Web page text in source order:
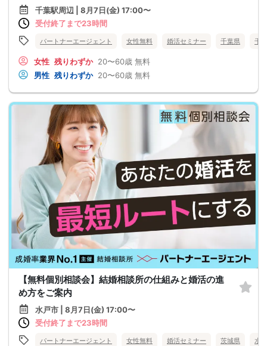
千葉駅周辺 | 8月7日(金) 17:00〜
受付終了まで23時間
パートナーエージェント 女性無料 婚活セミナー 千葉県 千
女性 残りわずか 20〜60歳 無料
男性 残りわずか 20〜60歳 無料
【無料個別相談会】結婚相談所の仕組みと婚活の進
め方をご案内
水戸市 | 8月7日(金) 17:00〜
受付終了まで23時間
パートナーエージェント 女性無料 婚活セミナー 茨城県 水